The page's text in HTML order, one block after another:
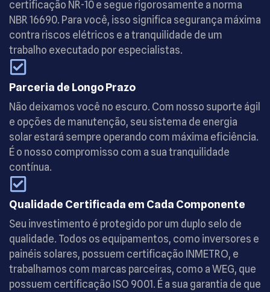
certificação NR-10 e segue rigorosamente a norma
NBR 16690. Para você, isso significa segurança máxima
contra riscos elétricos e a tranquilidade de um
trabalho executado por especialistas.
Parceria de Longo Prazo
Não deixamos você no escuro. Com nosso suporte ágil
e opções de manutenção, seu sistema de energia
solar estará sempre operando com máxima eficiência.
É o nosso compromisso com a sua tranquilidade
contínua.
Qualidade Certificada em Cada Componente
Seu investimento é protegido por um duplo selo de
qualidade. Todos os equipamentos, como inversores e
painéis solares, possuem certificação INMETRO, e
trabalhamos com marcas parceiras, como a WEG, que
possuem certificação ISO 9001. É a sua garantia de que